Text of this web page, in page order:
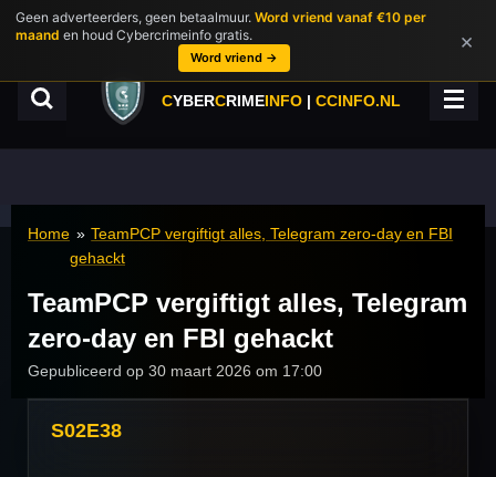
Geen adverteerders, geen betaalmuur. Word vriend vanaf €10 per
maand en houd Cybercrimeinfo gratis.
Word vriend →
×
Ga
direct
hoofdinhoud
CYBERCRIMEINFO | CCINFO.NL
Home » TeamPCP vergiftigt alles, Telegram zero-day en FBI
gehackt
TeamPCP vergiftigt alles, Telegram
zero-day en FBI gehackt
Gepubliceerd op 30 maart 2026 om 17:00
S02E38